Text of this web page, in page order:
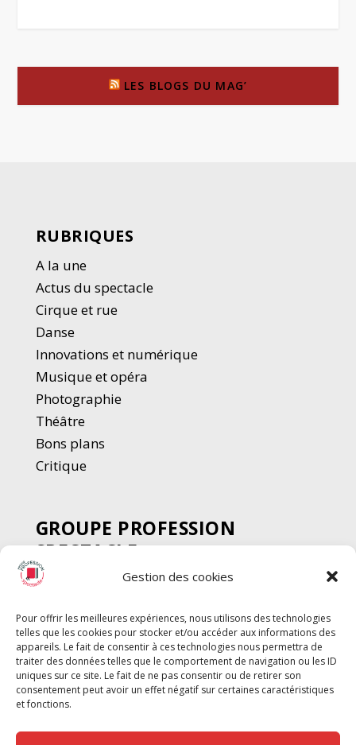
Gestion des cookies
Pour offrir les meilleures expériences, nous utilisons des technologies
telles que les cookies pour stocker et/ou accéder aux informations des
appareils. Le fait de consentir à ces technologies nous permettra de
traiter des données telles que le comportement de navigation ou les ID
uniques sur ce site. Le fait de ne pas consentir ou de retirer son
consentement peut avoir un effet négatif sur certaines caractéristiques
et fonctions.
LES BLOGS DU MAG’
RUBRIQUES
A la une
Actus du spectacle
Cirque et rue
Danse
Innovations et numérique
Musique et opéra
Photographie
Théâtre
Bons plans
Critique
GROUPE PROFESSION
SPECTACLE
Chèque Intermittents
Chèque Compta
Chèque Emploi Spectacle
G-Pods
Profession Audio-visuel